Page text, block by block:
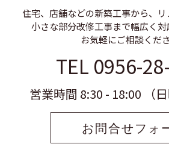
住宅、店舗などの新築工事から、リ
小さな部分改修工事まで幅広く対
お気軽にご相談くださ
TEL 0956-
営業時間 8:30 - 18:00 （日
お問合せフォ